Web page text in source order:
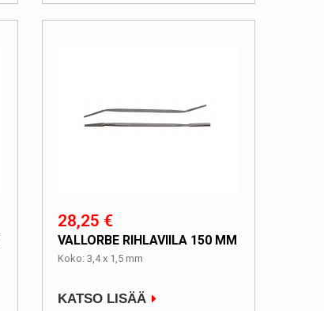
28,25 €
VALLORBE RIHLAVIILA 150 MM
Koko: 3,4 x 1,5 mm
KATSO LISÄÄ